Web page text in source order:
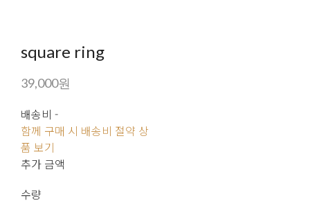
square ring
39,000원
배송비 -
함께 구매 시 배송비 절약 상
품 보기
추가 금액
수량